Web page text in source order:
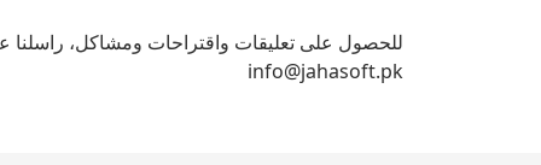
للحصول على تعليقات واقتراحات ومشاكل، راسلنا
info@jahasoft.pk